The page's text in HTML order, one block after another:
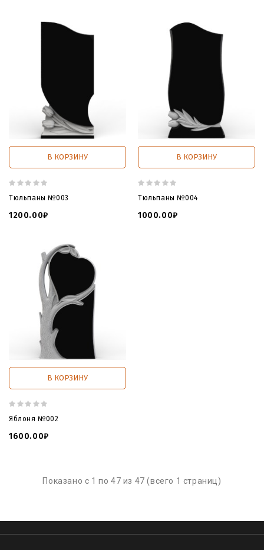
В КОРЗИНУ
Тюльпаны №003
1200.00₽
В КОРЗИНУ
Тюльпаны №004
1000.00₽
В КОРЗИНУ
Яблоня №002
1600.00₽
Показано с 1 по 47 из 47 (всего 1 страниц)